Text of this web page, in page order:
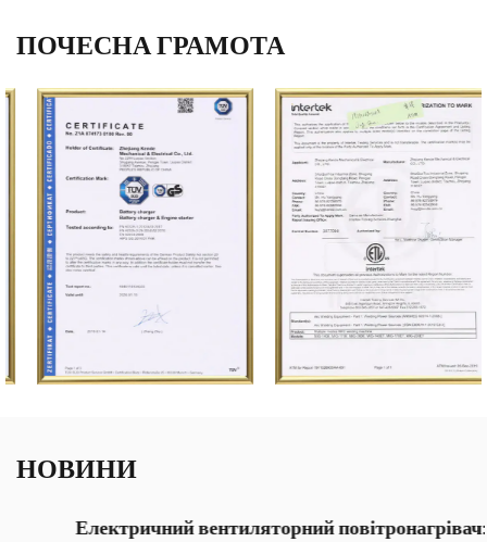
ПОЧЕСНА ГРАМОТА
НОВИНИ
Електричний вентиляторний повітронагрівач: